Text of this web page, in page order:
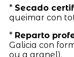
* Secado
queimar con
* Reparto
Galicia con
ou a granel).